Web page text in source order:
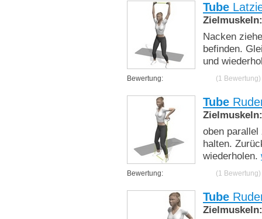
Tube
Zielmuskeln:
Nacken
befinden.
und
Bewertung: (1 Bewertung)
Tube
Zielmuskeln:
oben parallel
halten.
wiederholen.
Bewertung: (1 Bewertung)
Tube
Zielmuskeln: